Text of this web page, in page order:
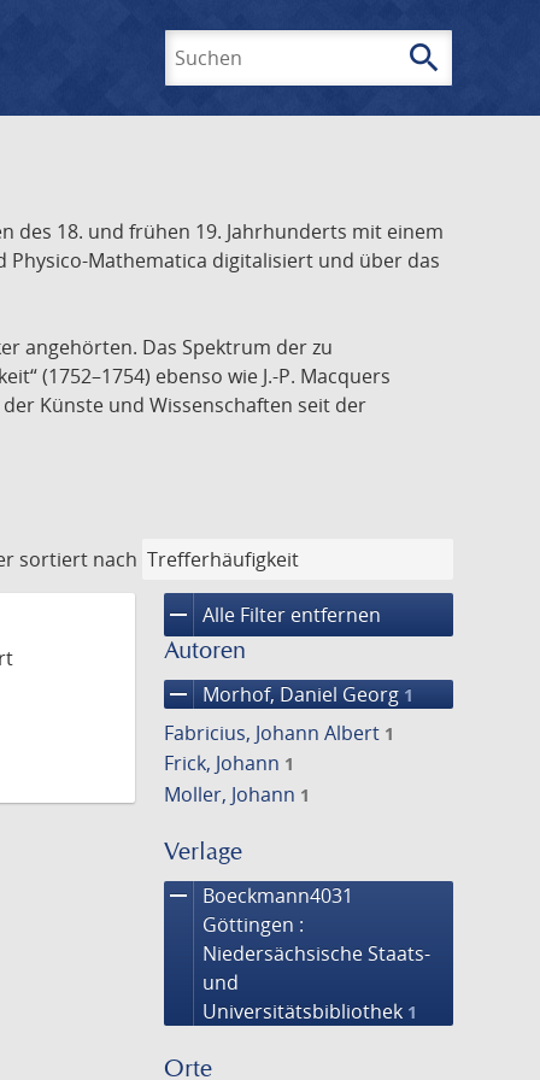
search
des 18. und frühen 19. Jahrhunderts mit einem
Physico-Mathematica digitalisiert und über das
angehörten. Das Spektrum der zu
(1752–1754) ebenso wie J.-P. Macquers
Künste und Wissenschaften seit der
sortiert nach
remove Alle Filter entfernen
Autoren
remove Morhof, Daniel Georg 1
Fabricius, Johann Albert 1
Frick, Johann 1
Moller, Johann 1
Verlage
remove
Boeckmann4031
Göttingen :
Niedersächsische Staats-
und
Universitätsbibliothek 1
Orte